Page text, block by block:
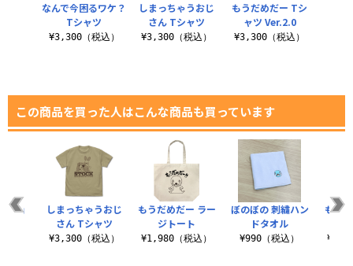
しまっちゃうおじ
さん Tシャツ
¥3,300（税込）
もうだめだー Tシ
ャツ Ver.2.0
¥3,300（税込）
なんで今困るワケ？
Tシャツ
¥3,300（税込）
この商品を買った人はこんな商品も買っています
もうだめだー ラー
ジトート
¥1,980（税込）
ぼのぼの 刺繍ハン
ドタオル
¥990（税込）
もう
」
しまっちゃうおじ
さん Tシャツ
¥3,300（税込）